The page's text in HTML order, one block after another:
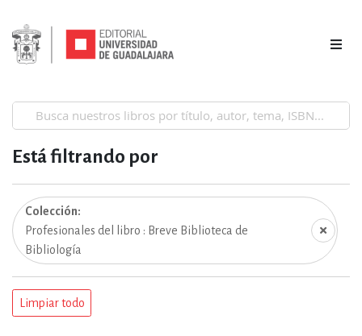
Está filtrando por
Colección
Profesionales del libro : Breve Biblioteca de
Bibliología
Limpiar todo